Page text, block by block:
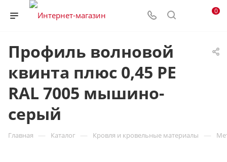
0
Профиль волновой
квинта плюс 0,45 PE
RAL 7005 мышино-
серый
Главная — Каталог — Кровля и кровельные материалы —